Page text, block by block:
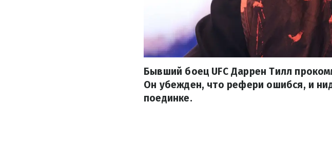
Бывший боец UFC Даррен Тилл
Он убежден, что рефери ошибся, и
поединке.